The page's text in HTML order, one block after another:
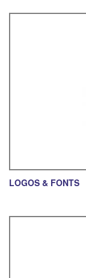
LOGOS & FONTS